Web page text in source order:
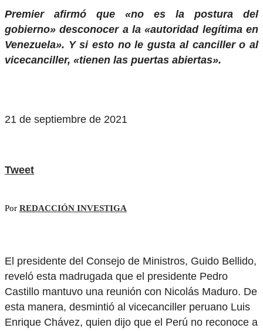
Premier afirmó que «no es la postura del
gobierno» desconocer a la «autoridad legítima en
Venezuela». Y si esto no le gusta al canciller o al
vicecanciller, «tienen las puertas abiertas».
21 de septiembre de 2021
Tweet
Por REDACCIÓN INVESTIGA
El presidente del Consejo de Ministros, Guido Bellido,
reveló esta madrugada que el presidente Pedro
Castillo mantuvo una reunión con Nicolás Maduro. De
esta manera, desmintió al vicecanciller peruano Luis
Enrique Chávez, quien dijo que el Perú no reconoce a